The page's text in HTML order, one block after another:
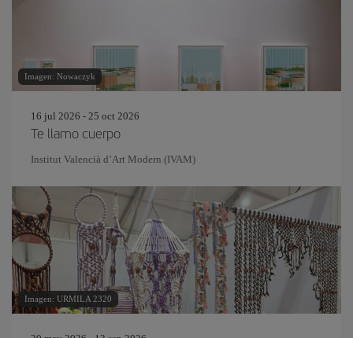
Imagen: Nowaczyk
16 jul 2026 - 25 oct 2026
Te llamo cuerpo
Institut Valencià d’Art Modern (IVAM)
Imagen: URMILA 2320